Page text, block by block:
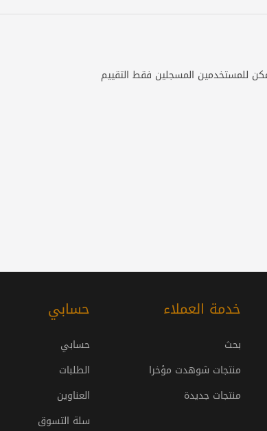
للمستخدمين المسجلين فقط التقييم
خدمة العملاء
بحث
منتجات شوهدت مؤخرا
منتجات جديدة
حسابي
حسابي
الطلبات
العناوين
سلة التسوق